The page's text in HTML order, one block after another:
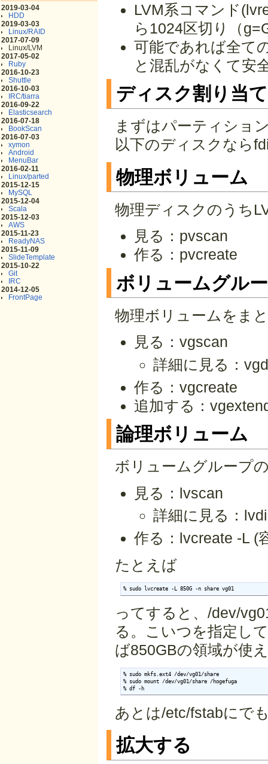
2019-03-04
HDD
2019-03-03
Linux/RAID
2017-07-09
Linux/LVM
2017-05-02
Ruby
2016-10-23
Shuttle
2016-10-03
IRC/tiarra
2016-09-22
Elasticsearch
2016-07-18
BookScan
2016-07-03
xymon
Android
MenuBar
2016-02-11
Linux/parted
2015-12-15
MySQL
2015-12-04
Scala
2015-12-03
AWS
2015-11-23
ReadyNAS
2015-11-09
SlideTemplate
2015-10-22
Git
IRC
2014-12-05
FrontPage
LVM系コマンド
ら1024区切り（
可能であれば全て
と混乱がなくて安
ディスク割り当て
まずはパーティショ
以下のディスクなら
物理ボリューム
物理ディスクのうち
見る：pvscan
作る：pvcreate
ボリュームグル
物理ボリュームをま
見る：vgscan
詳細に見る：
作る：vgcreate
追加する：
論理ボリューム
ボリュームグループ
見る：lvscan
詳細に見る：
作る：lvcreate -L (
たとえば
% sudo lvcreate -L 850G -n share vg01
ってすると、/dev/
る。こいつを指定し
ば850GBの領域が使
% sudo mkfs.ext4 /dev/vg01/share
% sudo mount /dev/vg01/share /hogefuga
% df -h
あとは/etc/fstabにで
拡大する